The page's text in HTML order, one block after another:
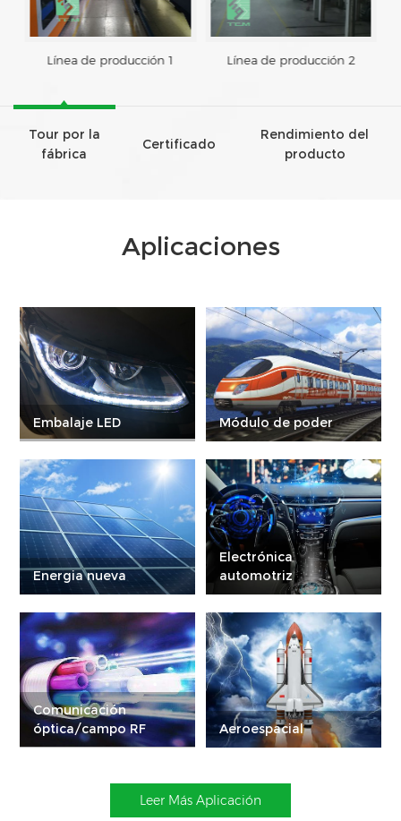
Línea de producción 2 Línea de producción 3
Tour por la
fábrica
Certificado
Rendimiento del
producto
Aplicaciones
Embalaje LED Módulo de poder
Energia nueva
Electrónica
automotriz
Comunicación
óptica/campo RF
Aeroespacial
Leer Más Aplicación